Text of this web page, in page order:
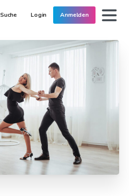
Suche Login Anmelden